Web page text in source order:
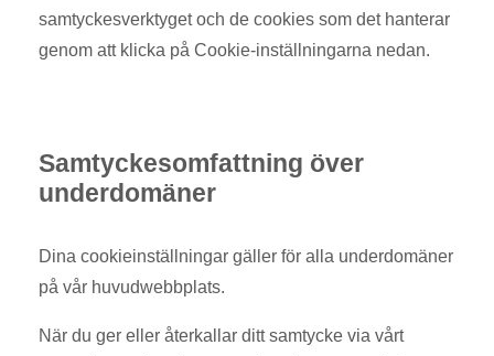
samtyckesverktyget och de cookies som det hanterar
genom att klicka på Cookie-inställningarna nedan.
Samtyckesomfattning över
underdomäner
Dina cookieinställningar gäller för alla underdomäner
på vår huvudwebbplats.
När du ger eller återkallar ditt samtycke via vårt